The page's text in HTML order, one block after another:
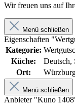
Wir freuen uns auf
Menü schließen
Eigenschaften
Kategorie:
Küche:
Deutsch,
Ort:
Menü schließen
Anbieter "Kuno